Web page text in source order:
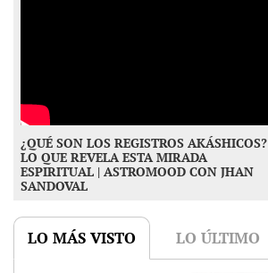
¿QUÉ SON LOS REGISTROS AKÁSHICOS?
LO QUE REVELA ESTA MIRADA
ESPIRITUAL | ASTROMOOD CON JHAN
SANDOVAL
LO MÁS VISTO LO ÚLTIMO